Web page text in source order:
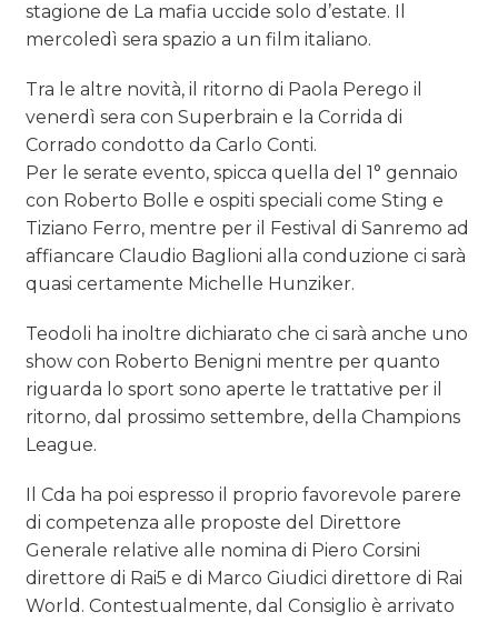
stagione de La mafia uccide solo d’estate. Il
mercoledì sera spazio a un film italiano.
Tra le altre novità, il ritorno di Paola Perego il
venerdì sera con Superbrain e la Corrida di
Corrado condotto da Carlo Conti.
Per le serate evento, spicca quella del 1° gennaio
con Roberto Bolle e ospiti speciali come Sting e
Tiziano Ferro, mentre per il Festival di Sanremo ad
affiancare Claudio Baglioni alla conduzione ci sarà
quasi certamente Michelle Hunziker.
Teodoli ha inoltre dichiarato che ci sarà anche uno
show con Roberto Benigni mentre per quanto
riguarda lo sport sono aperte le trattative per il
ritorno, dal prossimo settembre, della Champions
League.
Il Cda ha poi espresso il proprio favorevole parere
di competenza alle proposte del Direttore
Generale relative alle nomina di Piero Corsini
direttore di Rai5 e di Marco Giudici direttore di Rai
World. Contestualmente, dal Consiglio è arrivato